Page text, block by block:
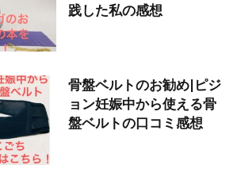
践した私の感想
骨盤ベルトのお勧め|ピジ
ョン妊娠中から使える骨
盤ベルトの口コミ感想